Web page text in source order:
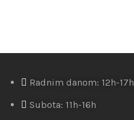
Radnim danom: 12h-17h
Subota: 11h-16h